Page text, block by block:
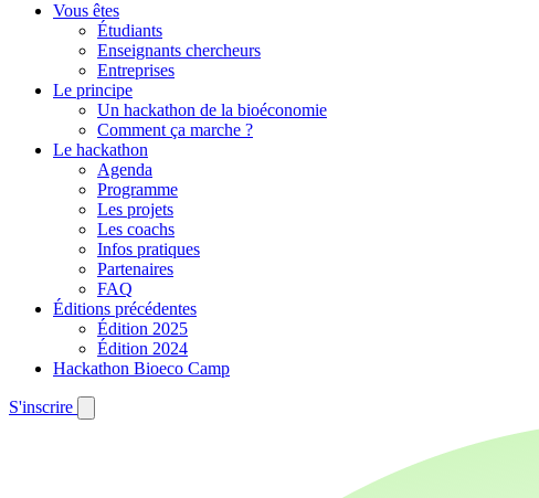
Vous êtes
Étudiants
Enseignants chercheurs
Entreprises
Le principe
Un hackathon de la bioéconomie
Comment ça marche ?
Le hackathon
Agenda
Programme
Les projets
Les coachs
Infos pratiques
Partenaires
FAQ
Éditions précédentes
Édition 2025
Édition 2024
Hackathon Bioeco Camp
S'inscrire